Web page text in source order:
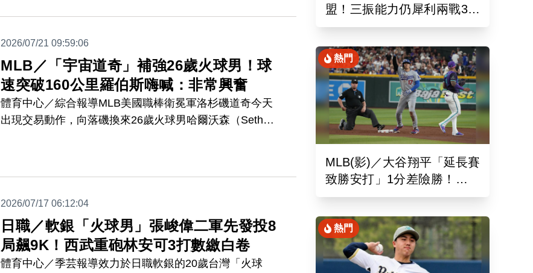
2026/07/21 09:59:06
MLB／「宇宙道奇」補強26歲火球男！球
速突破160公里羅伯斯嗨喊：非常興奮
體育中心／綜合報導MLB美國職棒衛冕軍洛杉磯道奇今天
出現交易動作，向落磯換來26歲火球男哈爾沃森（Seth
2026/07/17 06:12:04
日職／軟銀「火球男」張峻偉二軍先發投8
局飆9K！西武重砲林安可3打數繳白卷
體育中心／季芸報導效力於日職軟銀的20歲台灣「火球
盟！三振能力仍犀利兩戰3局
狂飆6K
熱門
MLB(影)／大谷翔平「延長賽
致勝安打」1分差險勝！道奇
終止本季最長7連敗低潮
熱門